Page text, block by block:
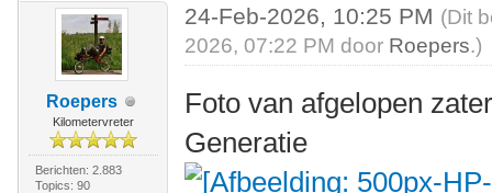
Roepers
Kilometervreter
Berichten: 2.883
Topics: 90
24-Feb-2026, 10:25 PM (Dit
2026, 07:22 PM door Roepers.)
Foto van afgelopen
Generatie